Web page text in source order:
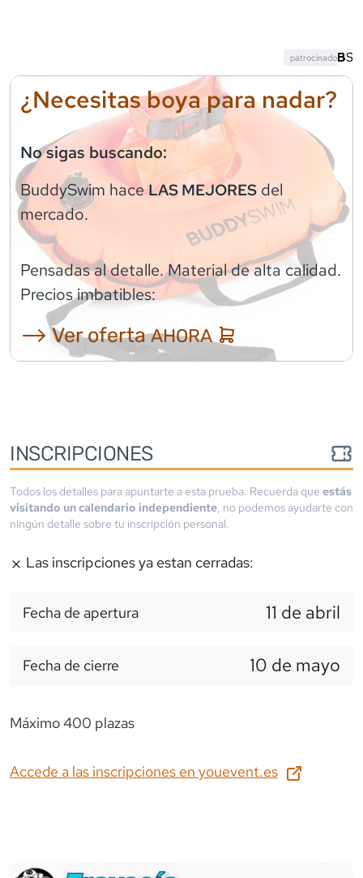
¿Necesitas boya para nadar?
No sigas buscando:
BuddySwim haceLAS MEJORES del
mercado.
Pensadas al detalle. Material de alta calidad.
Precios imbatibles:
⟶ Ver ofertaAHORA
patrocinado
INSCRIPCIONES
Todos los detalles para apuntarte a esta prueba. Recuerda que estás
visitando un calendario independiente, no podemos ayudarte con
ningún detalle sobre tu inscripción personal.
Las inscripciones ya estan cerradas:
Fecha de apertura 11 de abril
Fecha de cierre 10 de mayo
Máximo 400 plazas
Accede a las inscripciones en youevent.es